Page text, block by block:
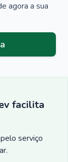
agora a sua
facilita
serviço